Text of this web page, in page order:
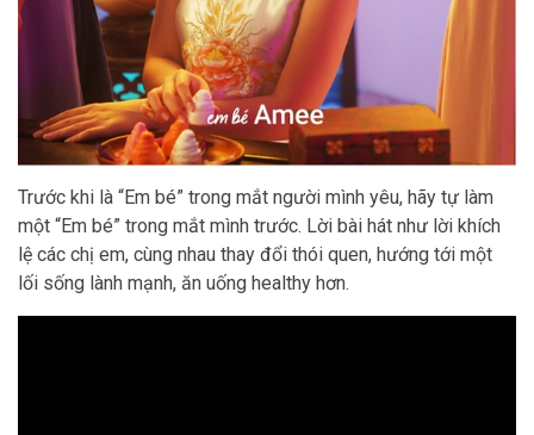
Trước khi là “Em bé” trong mắt người mình yêu, hãy tự làm
một “Em bé” trong mắt mình trước. Lời bài hát như lời khích
lệ các chị em, cùng nhau thay đổi thói quen, hướng tới một
lối sống lành mạnh, ăn uống healthy hơn.